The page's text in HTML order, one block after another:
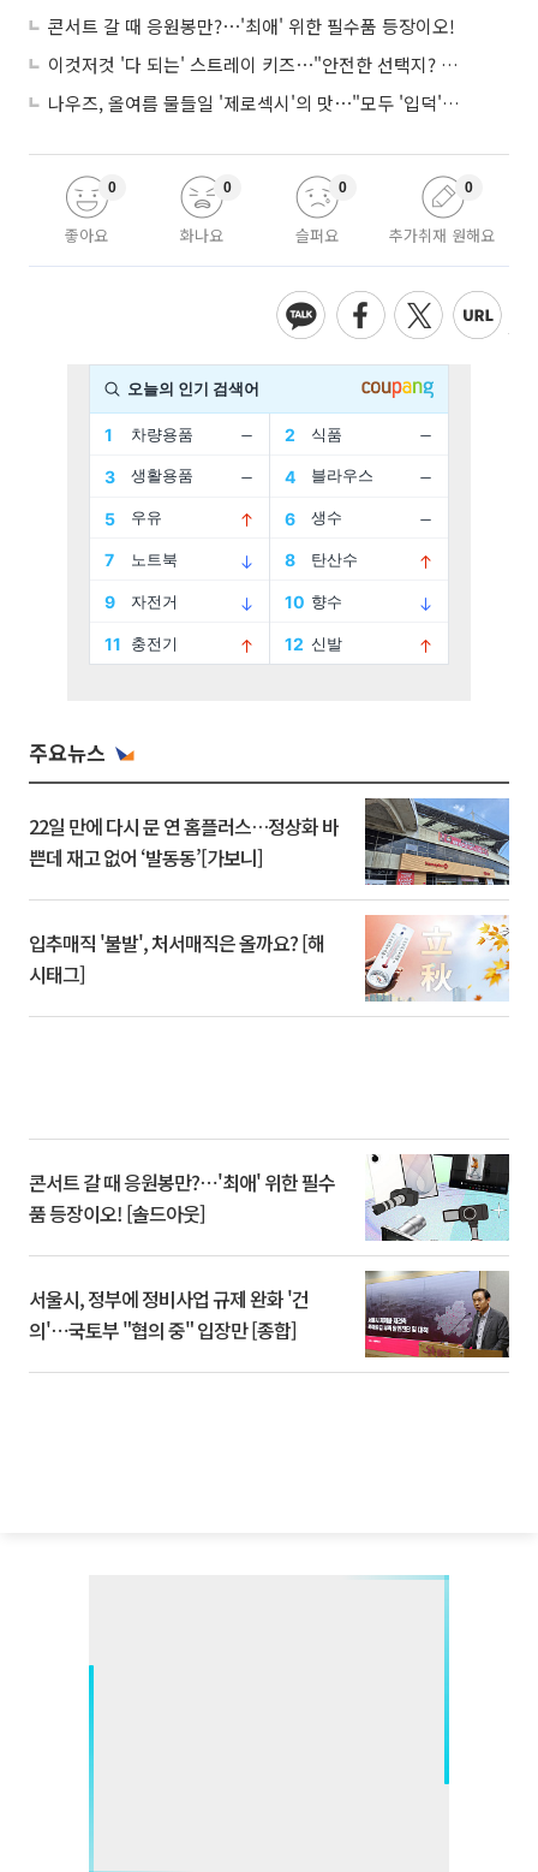
콘서트 갈 때 응원봉만?⋯'최애' 위한 필수품 등장이오!
이것저것 '다 되는' 스트레이 키즈⋯"안전한 선택지? 도전이 재밌죠"
나우즈, 올여름 물들일 '제로섹시'의 맛⋯"모두 '입덕'시킬 것"
좋아요
0
화나요
0
슬퍼요
0
추가취재 원해요
0
주요뉴스
22일 만에 다시 문 연 홈플러스…정상화 바
쁜데 재고 없어 ‘발동동’[가보니]
입추매직 '불발', 처서매직은 올까요? [해
시태그]
콘서트 갈 때 응원봉만?⋯'최애' 위한 필수
품 등장이오! [솔드아웃]
서울시, 정부에 정비사업 규제 완화 '건
의'⋯국토부 "협의 중" 입장만 [종합]